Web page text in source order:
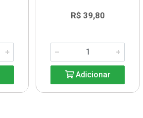
R$ 39,80
Adicionar